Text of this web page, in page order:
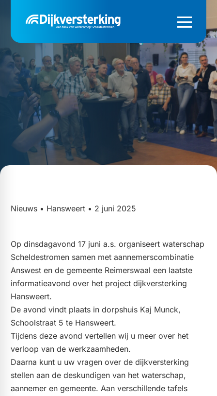
Nieuws • Hansweert • 2 juni 2025
Op dinsdagavond 17 juni a.s. organiseert waterschap
Scheldestromen samen met aannemerscombinatie
Answest en de gemeente Reimerswaal een laatste
informatieavond over het project dijkversterking
Hansweert.
De avond vindt plaats in dorpshuis Kaj Munck,
Schoolstraat 5 te Hansweert.
Tijdens deze avond vertellen wij u meer over het
verloop van de werkzaamheden.
Daarna kunt u uw vragen over de dijkversterking
stellen aan de deskundigen van het waterschap,
aannemer en gemeente. Aan verschillende tafels